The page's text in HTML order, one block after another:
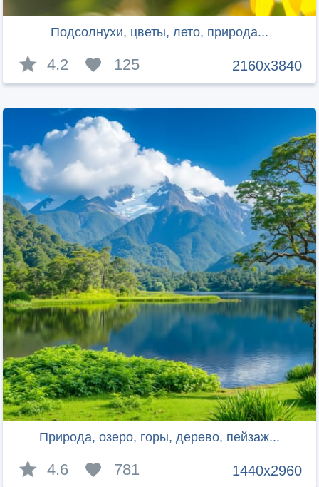
Подсолнухи, цветы, лето, природа...
2160x3840
4.2 125
Природа, озеро, горы, дерево, пейзаж...
1440x2960
4.6 781